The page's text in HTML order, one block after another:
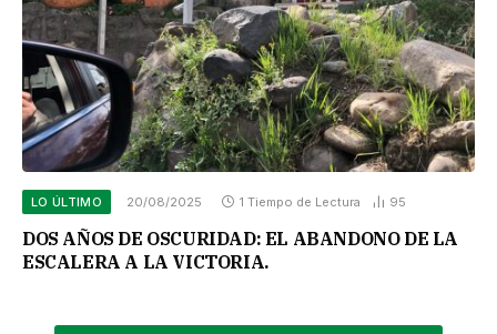
LO ÚLTIMO 20/08/2025 1 Tiempo de Lectura 95
DOS AÑOS DE OSCURIDAD: EL ABANDONO DE LA
ESCALERA A LA VICTORIA.